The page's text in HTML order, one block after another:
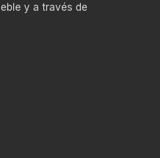
y a través de